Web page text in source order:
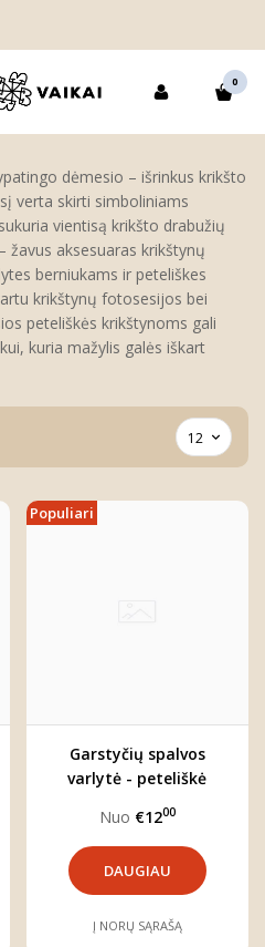
0
dėmesio – išrinkus krikšto
verta skirti simboliniams
vientisą krikšto drabužių
žavus aksesuaras krikštynų
berniukams ir peteliškes
krikštynų fotosesijos bei
peteliškės krikštynoms gali
kuria mažylis galės iškart
Populiari
Garstyčių spalvos
varlytė - peteliškė
Nuo €1200
DAUGIAU
Į NORŲ SĄRAŠĄ